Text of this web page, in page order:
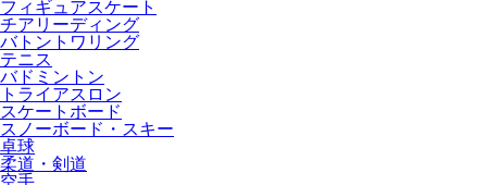
フィギュアスケート
チアリーディング
バトントワリング
テニス
バドミントン
トライアスロン
スケートボード
スノーボード・スキー
卓球
柔道・剣道
空手